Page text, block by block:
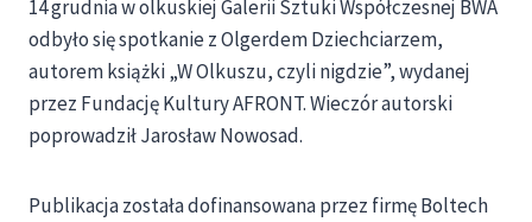
14 grudnia w olkuskiej Galerii Sztuki Współczesnej BWA
odbyło się spotkanie z Olgerdem Dziechciarzem,
autorem książki „W Olkuszu, czyli nigdzie”, wydanej
przez Fundację Kultury AFRONT. Wieczór autorski
poprowadził Jarosław Nowosad.
Publikacja została dofinansowana przez firmę Boltech